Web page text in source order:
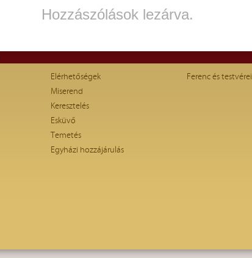
Hozzászólások lezárva.
Elérhetőségek
Miserend
Keresztelés
Esküvő
Temetés
Egyházi hozzájárulás
Ferenc és testvérei